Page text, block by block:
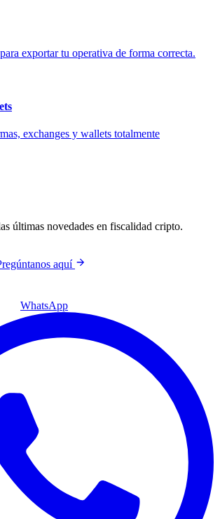
exportar tu operativa de forma correcta.
exchanges y wallets totalmente
últimas novedades en fiscalidad cripto.
aquí
WhatsApp